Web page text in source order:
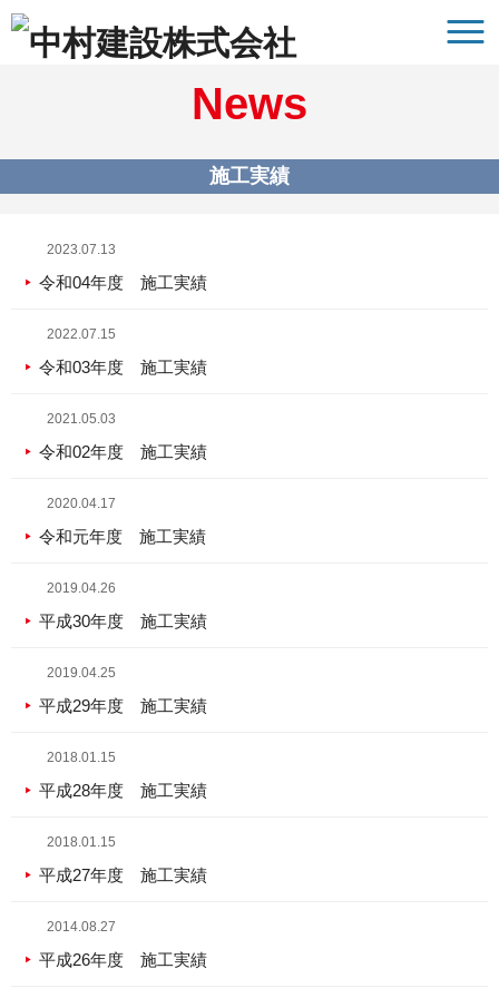
News
施工実績
2023.07.13
令和04年度 施工実績
2022.07.15
令和03年度 施工実績
2021.05.03
令和02年度 施工実績
2020.04.17
令和元年度 施工実績
2019.04.26
平成30年度 施工実績
2019.04.25
平成29年度 施工実績
2018.01.15
平成28年度 施工実績
2018.01.15
平成27年度 施工実績
2014.08.27
平成26年度 施工実績